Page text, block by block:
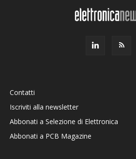
Contatti
Iscriviti alla newsletter
Abbonati a Selezione di Elettronica
Abbonati a PCB Magazine